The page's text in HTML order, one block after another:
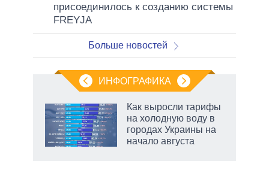
присоединилось к созданию системы
FREYJA
Больше новостей
ИНФОГРАФИКА
Как выросли тарифы
на холодную воду в
городах Украины на
начало августа